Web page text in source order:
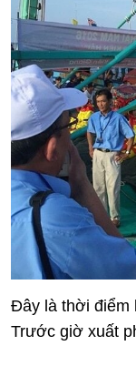
Đây là thời điểm
Trước giờ xuất